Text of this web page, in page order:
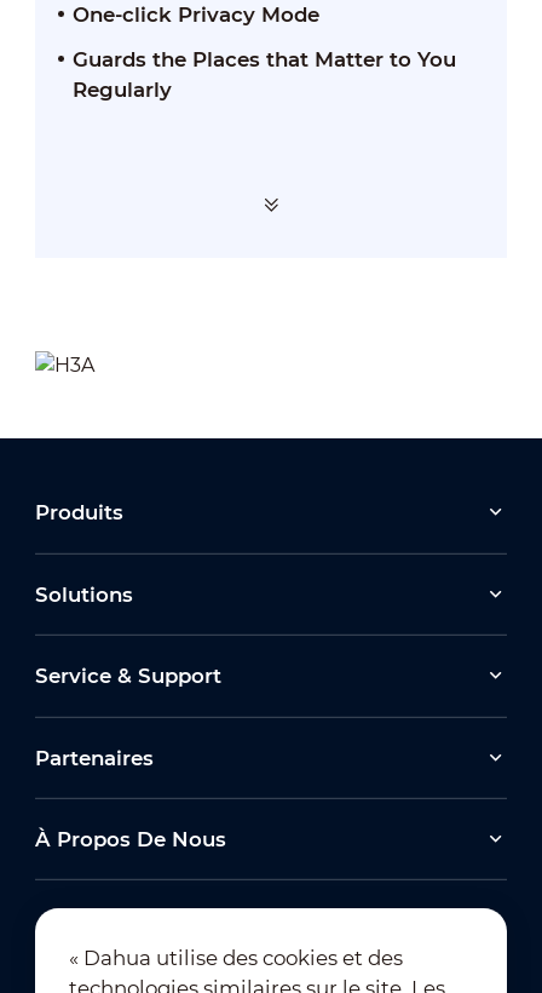
One-click Privacy Mode
Guards the Places that Matter to You
Regularly
Produits
Solutions
Service & Support
Partenaires
À Propos De Nous
« Dahua utilise des cookies et des
technologies similaires sur le site. Les